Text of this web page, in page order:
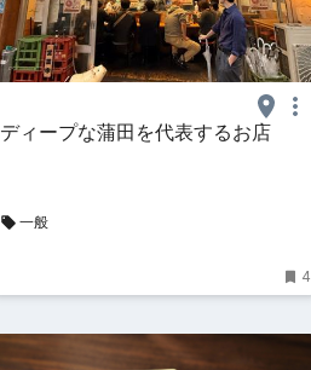
ディープな蒲田を代表するお店
一般
4